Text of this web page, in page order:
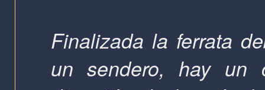
Finalizada la ferrata
un sendero, hay un